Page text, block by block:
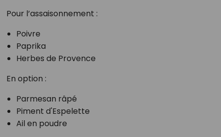
Pour l’assaisonnement :
Poivre
Paprika
Herbes de Provence
En option :
Parmesan râpé
Piment d'Espelette
Ail en poudre